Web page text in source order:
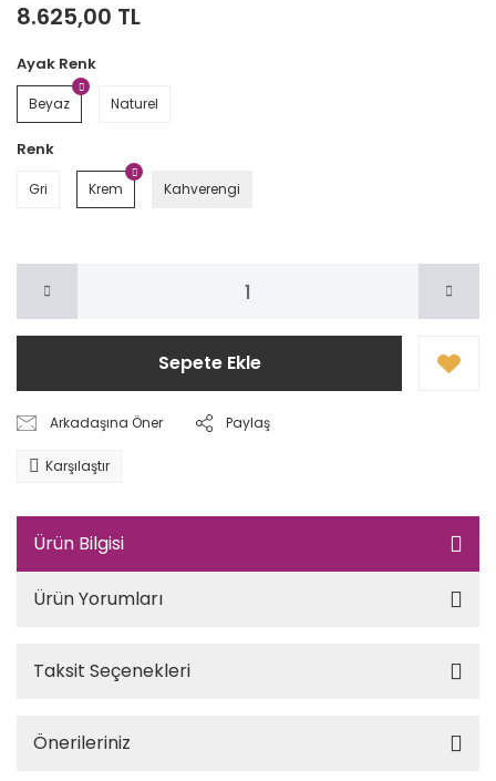
8.625,00 TL
Ayak Renk
Beyaz Naturel
Renk
Gri Krem Kahverengi
Sepete Ekle
Arkadaşına Öner Paylaş
Karşılaştır
Ürün Bilgisi
Ürün Yorumları
Taksit Seçenekleri
Önerileriniz